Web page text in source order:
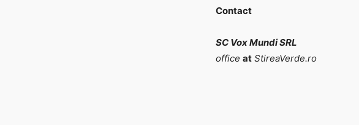
Contact
SC Vox Mundi SRL
office at StireaVerde.ro